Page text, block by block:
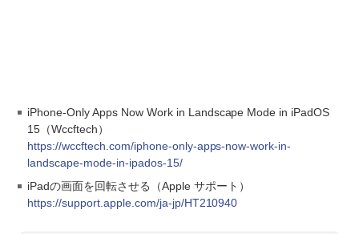
iPhone-Only Apps Now Work in Landscape Mode in iPadOS
15（Wccftech）
https://wccftech.com/iphone-only-apps-now-work-in-
landscape-mode-in-ipados-15/
iPadの画面を回転させる（Apple サポート）
https://support.apple.com/ja-jp/HT210940